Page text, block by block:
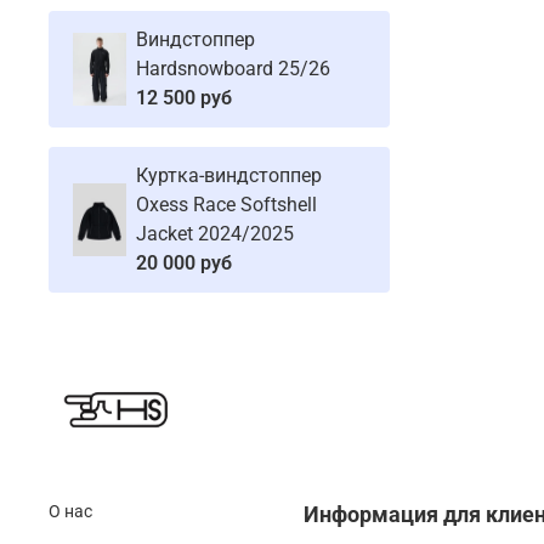
Виндстоппер
Hardsnowboard 25/26
12 500 руб
Куртка-виндстоппер
Oxess Race Softshell
Jacket 2024/2025
20 000 руб
О нас
Информация для